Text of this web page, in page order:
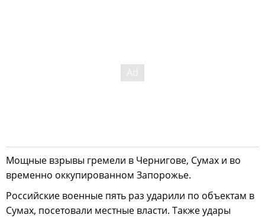
Мощные взрывы гремели в Чернигове, Сумах и во
временно оккупированном Запорожье.
Российские военные пять раз ударили по объектам в
Сумах, посетовали местные власти. Также удары